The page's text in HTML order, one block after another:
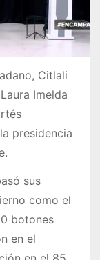
Citlali
Imelda
presidencia
sus
como el
botones
en el